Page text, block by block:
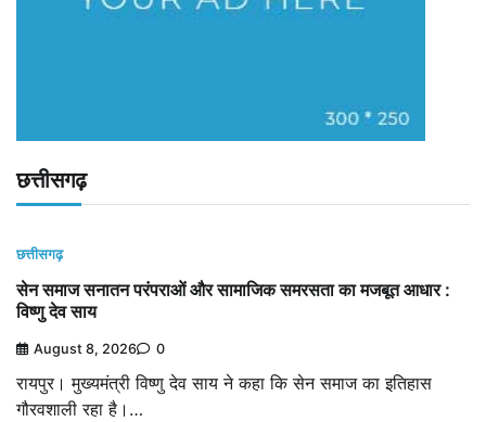
छत्तीसगढ़
छत्तीसगढ़
सेन समाज सनातन परंपराओं और सामाजिक समरसता का मजबूत आधार :
विष्णु देव साय
August 8, 2026 0
रायपुर। मुख्यमंत्री विष्णु देव साय ने कहा कि सेन समाज का इतिहास
गौरवशाली रहा है।…